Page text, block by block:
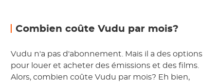
Combien coûte Vudu par mois?
Vudu n'a pas d'abonnement. Mais il a des options
pour louer et acheter des émissions et des films.
Alors, combien coûte Vudu par mois? Eh bien,